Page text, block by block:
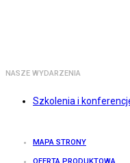
NASZE WYDARZENIA
Szkolenia i
MAPA STRONY